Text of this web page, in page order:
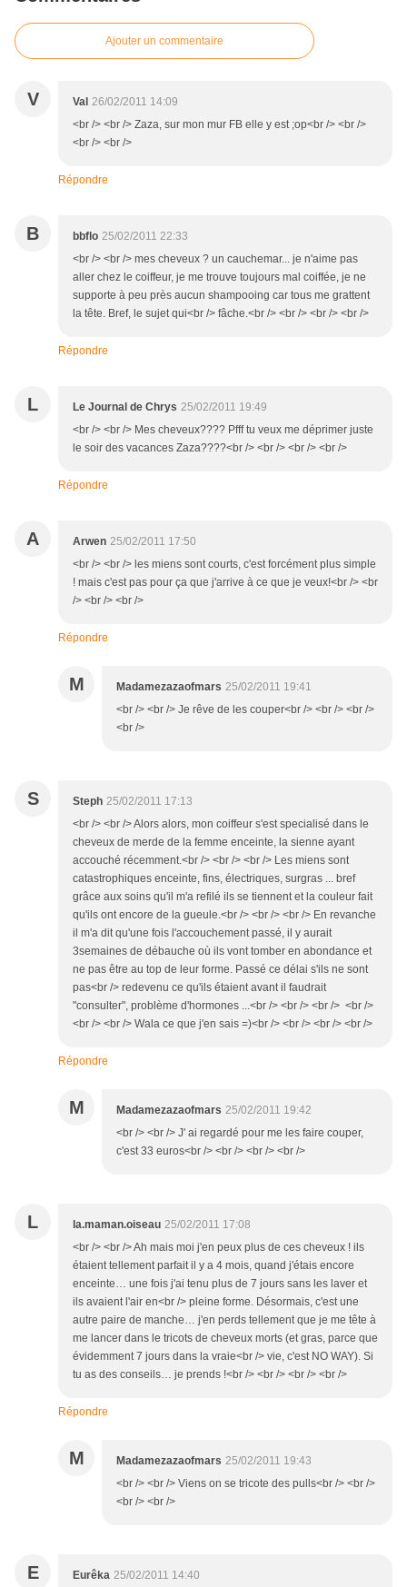
Ajouter un commentaire
V Val 26/02/2011 14:09
<br /> <br /> Zaza, sur mon mur FB elle y est ;op<br /> <br />
<br /> <br />
Répondre
B bbflo 25/02/2011 22:33
<br /> <br /> mes cheveux ? un cauchemar... je n'aime pas
aller chez le coiffeur, je me trouve toujours mal coiffée, je ne
supporte à peu près aucun shampooing car tous me grattent
la tête. Bref, le sujet qui<br /> fâche.<br /> <br /> <br /> <br />
Répondre
L Le Journal de Chrys 25/02/2011 19:49
<br /> <br /> Mes cheveux???? Pfff tu veux me déprimer juste
le soir des vacances Zaza????<br /> <br /> <br /> <br />
Répondre
A Arwen 25/02/2011 17:50
<br /> <br /> les miens sont courts, c'est forcément plus simple
! mais c'est pas pour ça que j'arrive à ce que je veux!<br /> <br
/> <br /> <br />
Répondre
M Madamezazaofmars 25/02/2011 19:41
<br /> <br /> Je rêve de les couper<br /> <br /> <br />
<br />
S Steph 25/02/2011 17:13
<br /> <br /> Alors alors, mon coiffeur s'est specialisé dans le
cheveux de merde de la femme enceinte, la sienne ayant
accouché récemment.<br /> <br /> <br /> Les miens sont
catastrophiques enceinte, fins, électriques, surgras ... bref
grâce aux soins qu'il m'a refilé ils se tiennent et la couleur fait
qu'ils ont encore de la gueule.<br /> <br /> <br /> En revanche
il m'a dit qu'une fois l'accouchement passé, il y aurait
3semaines de débauche où ils vont tomber en abondance et
ne pas être au top de leur forme. Passé ce délai s'ils ne sont
pas<br /> redevenu ce qu'ils étaient avant il faudrait
"consulter", problème d'hormones ...<br /> <br /> <br /> <br />
<br /> <br /> Wala ce que j'en sais =)<br /> <br /> <br /> <br />
Répondre
M Madamezazaofmars 25/02/2011 19:42
<br /> <br /> J' ai regardé pour me les faire couper,
c'est 33 euros<br /> <br /> <br /> <br />
L la.maman.oiseau 25/02/2011 17:08
<br /> <br /> Ah mais moi j'en peux plus de ces cheveux ! ils
étaient tellement parfait il y a 4 mois, quand j'étais encore
enceinte… une fois j'ai tenu plus de 7 jours sans les laver et
ils avaient l'air en<br /> pleine forme. Désormais, c'est une
autre paire de manche… j'en perds tellement que je me tête à
me lancer dans le tricots de cheveux morts (et gras, parce que
évidemment 7 jours dans la vraie<br /> vie, c'est NO WAY). Si
tu as des conseils… je prends !<br /> <br /> <br /> <br />
Répondre
M Madamezazaofmars 25/02/2011 19:43
<br /> <br /> Viens on se tricote des pulls<br /> <br />
<br /> <br />
E Eurêka 25/02/2011 14:40